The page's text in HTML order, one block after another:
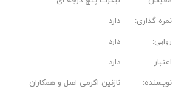
نمره گذاری:
دارد
روایی:
دارد
اعتبار:
دارد
نویسنده:
نازنین اکرمی اصل و همکاران